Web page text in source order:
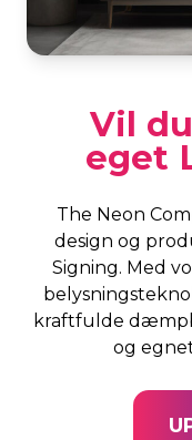
Vil
eget
The Neon
design og
Signing. Med
kraftfulde
og